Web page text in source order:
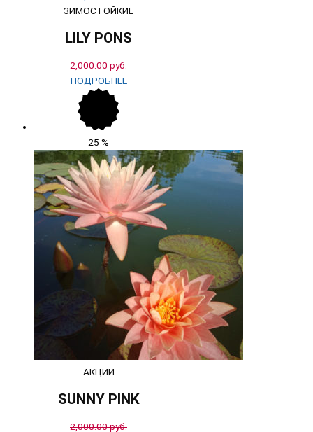
ЗИМОСТОЙКИЕ
LILY PONS
2,000.00 руб.
ПОДРОБНЕЕ
25 %
АКЦИИ
SUNNY PINK
2,000.00руб.